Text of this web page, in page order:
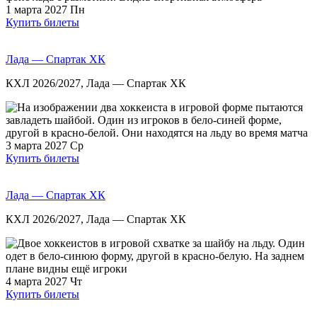
1 марта 2027 Пн
Купить билеты
Лада — Спартак ХК
КХЛ 2026/2027, Лада — Спартак ХК
3 марта 2027 Ср
Купить билеты
Лада — Спартак ХК
КХЛ 2026/2027, Лада — Спартак ХК
4 марта 2027 Чт
Купить билеты